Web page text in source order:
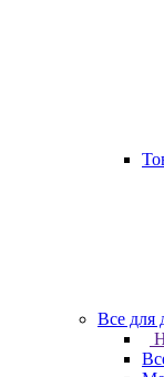
Все для